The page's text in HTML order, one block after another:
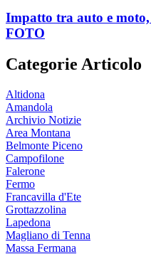
Impatto tra auto e moto,
FOTO
Categorie Articolo
Altidona
Amandola
Archivio Notizie
Area Montana
Belmonte Piceno
Campofilone
Falerone
Fermo
Francavilla d'Ete
Grottazzolina
Lapedona
Magliano di Tenna
Massa Fermana